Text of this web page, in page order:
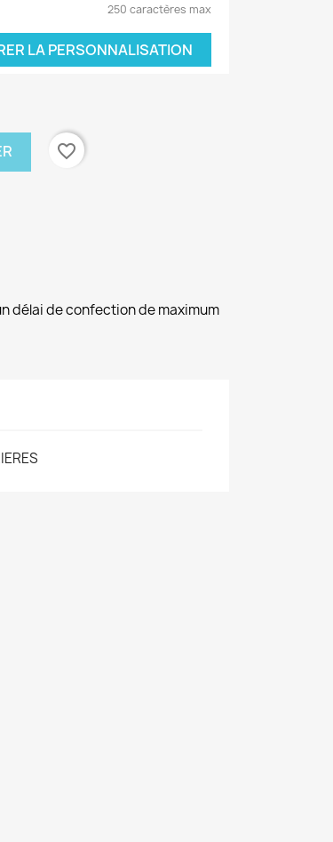
250 caractères max
LA PERSONNALISATION
favorite_border
délai de confection de maximum